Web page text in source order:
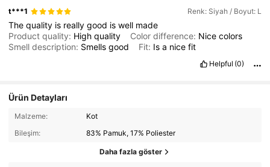
t***1 Renk: Siyah / Boyut: L
Thequality is reallygood iswell made
Product quality: Highquality Color difference: Nicecolors
Smell description: Smellsgood Fit: Isa nicefit
Helpful (0)
Ürün Detayları
Malzeme:
Kot
Bileşim:
83% Pamuk, 17% Poliester
Daha fazla göster